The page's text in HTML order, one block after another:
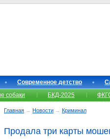
Современное детство
собаки БКД-2025
Главная → Новости → Криминал
Продала три карты